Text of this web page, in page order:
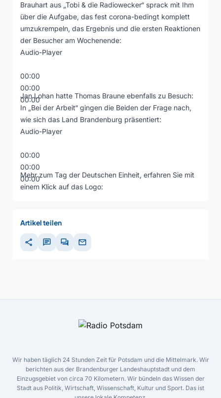
Brauhart aus „Tobi & die Radiowecker“ sprack mit Ihm
über die Aufgabe, das fest corona-bedingt komplett
umzukrempeln, das Ergebnis und die ersten Reaktionen
der Besucher am Wochenende:
Audio-Player
00:00
00:00
00:00
Jan Lohan hatte Thomas Braune ebenfalls zu Besuch:
In „Bei der Arbeit“ gingen die Beiden der Frage nach,
wie sich das Land Brandenburg präsentiert:
Audio-Player
00:00
00:00
00:00
Mehr zum Tag der Deutschen Einheit, erfahren Sie mit
einem Klick auf das Logo:
Artikel teilen
share chat forum mail
Wir haben täglich 24 Stunden Zeit für Potsdam und die Mittelmark. Wir
berichten aus der Brandenburger Landeshauptstadt und dem
Einzugsgebiet von circa 70 Kilometern. Wir bündeln das Wissen der
Stadt aus Politik, Wirtschaft, Wissenschaft, Kultur und Sport. Das ist